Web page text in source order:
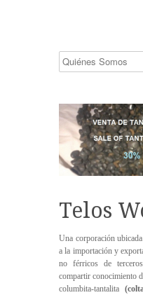
Telos
Una corporación
a la importación y
no férricos de
compartir conocimiento
columbita-tantalita